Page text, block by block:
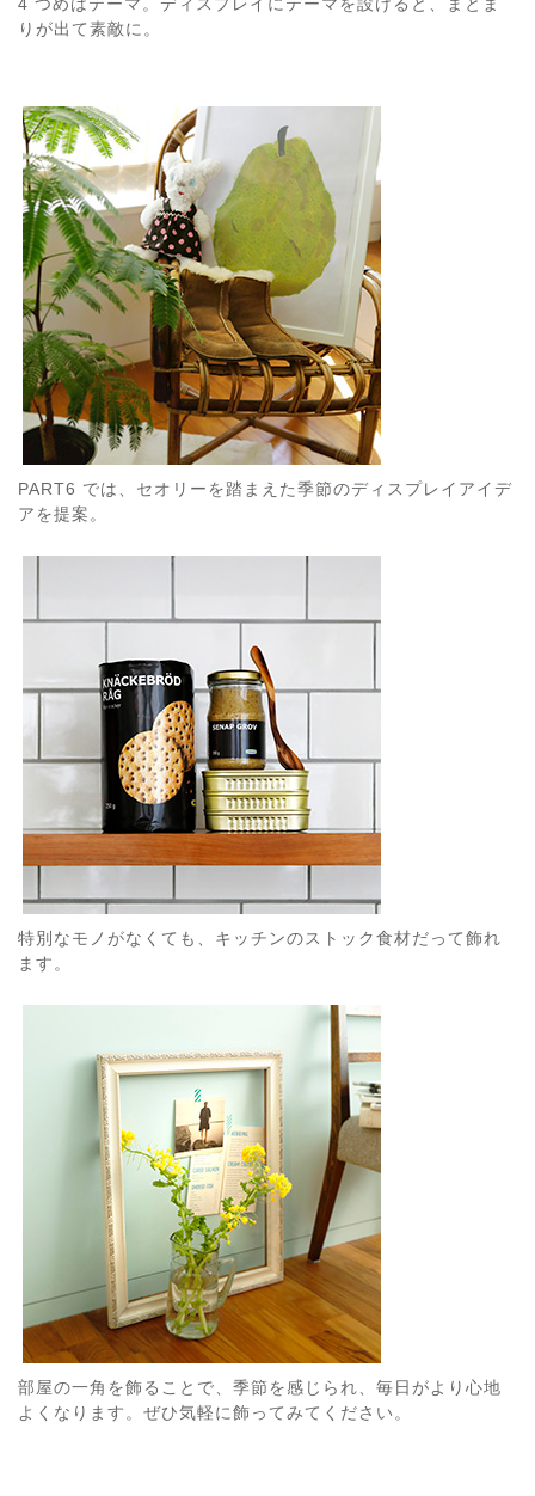
りが出て素敵に。
PART6 では、セオリーを踏まえた季節のディスプレイアイデ
アを提案。
特別なモノがなくても、キッチンのストック食材だって飾れ
ます。
部屋の一角を飾ることで、季節を感じられ、毎日がより心地
よくなります。ぜひ気軽に飾ってみてください。